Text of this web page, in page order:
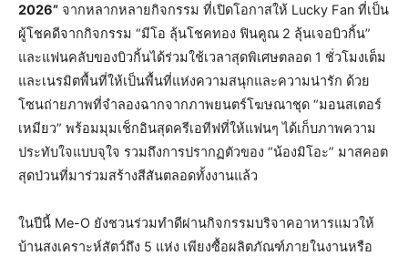
2026” จากหลากหลายกิจกรรม ที่เปิดโอกาสให้ Lucky Fan ที่เป็น
ผู้โชคดีจากกิจกรรม “มีโอ ลุ้นโชคทอง ฟินคูณ 2 ลุ้นเจอบิวกิ้น”
และแฟนคลับของบิวกิ้นได้ร่วมใช้เวลาสุดพิเศษตลอด 1 ชั่วโมงเต็ม
และเนรมิตพื้นที่ให้เป็นพื้นที่แห่งความสนุกและความน่ารัก ด้วย
โซนถ่ายภาพที่จำลองฉากจากภาพยนตร์โฆษณาชุด “มอนสเตอร์
เหมียว” พร้อมมุมเช็กอินสุดครีเอทีฟที่ให้แฟนๆ ได้เก็บภาพความ
ประทับใจแบบจุใจ รวมถึงการปรากฏตัวของ “น้องมิโอะ” มาสคอต
สุดป่วนที่มาร่วมสร้างสีสันตลอดทั้งงานแล้ว
ในปีนี้ Me-O ยังชวนร่วมทำดีผ่านกิจกรรมบริจาคอาหารแมวให้
บ้านสงเคราะห์สัตว์ถึง 5 แห่ง เพียงซื้อผลิตภัณฑ์ภายในงานหรือ